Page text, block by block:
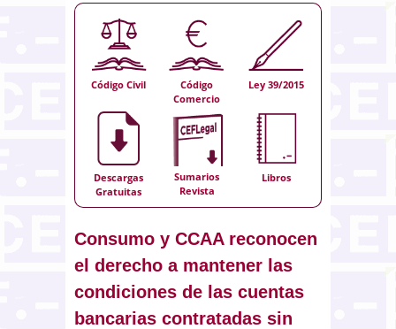
Código Civil
Código
Comercio
Ley 39/2015
Descargas
Gratuitas
Sumarios
Revista
Libros
Consumo y CCAA reconocen
el derecho a mantener las
condiciones de las cuentas
bancarias contratadas sin